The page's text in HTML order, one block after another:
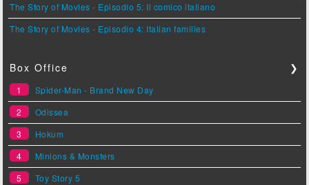
The Story of Movies - Episodio 5: Il comico italiano
The Story of Movies - Episodio 4: Italian families
Box Office ❯
1
Spider-Man - Brand New Day
2
Odissea
3
Hokum
4
Minions & Monsters
5
Toy Story 5